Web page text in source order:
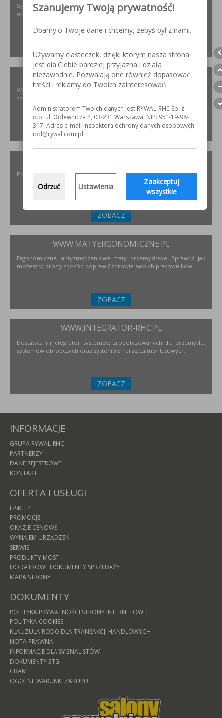
Systemy transportu bliskiego, żurawie, żurawików, suwnice,
wciągników oraz wiele innych.
XIRIS.PL
Wysoce wyspecjalizowane kamery spawalnicze do badania jakości
spoin spawalniczych
ZOBACZ
Polski producent materiałów ściernych dla przemysłu
ZOBACZ
WWW.MATYERGONOMICZNE.PL
Ergonomiczne, antyzmęczeniowe maty przemysłowe. Sprawdź jak
możesz w prosty sposób poprawić zdrowie swoich pracowników.
ZOBACZ
WWW.INTEGRATOR-RHC.PL
Dostawca i inetegrator systemów zrobotyzowanych dla przemysłu,
systemów obróbczych oraz systemów narzędzi montażowych.
ZOBACZ
INFORMACJE
GRUPA RYWAL-RHC
PARTNERZY
DANE REJESTROWE
KONTAKT
OFERTA I USŁUGI
E-SKLEP
PROMOCJE
OKAZJE CENOWE
WYNAJEM URZĄDZEŃ
SERWIS
PRODUKTY MOST
DODATKOWE DOKUMENTY SPRZEDAŻY
MAPA STRONY
DOKUMENTY
POLITYKA PRYWATNOŚCI STRONY INTERNETOWEJ
POLITYKA COOKIES
KLAUZULA RODO DLA TRANSAKCJI HANDLOWYCH
NOTA PRAWNA
INFORMACJE DLA SYGNALISTÓW
DOKUMENTY 3TG
CBAM
OGÓLNE WARUNKI ZAKUPU
Szanujemy Twoją prywatność!
Dbamy o Twoje dane i chcemy, żebyś był z nami.
Używamy ciasteczek, dzięki którym nasza strona
jest dla Ciebie bardziej przyjazna i działa
niezawodnie. Pozwalają one również dopasować
treści i reklamy do Twoich zainteresowań.
Administratorem Twoich danych jest RYWAL-RHC Sp. z
o.o. ul. Odlewnicza 4, 03-231 Warszawa, NIP: 951-19-98-
317. Adres e-mail inspektora ochrony danych osobowych:
iod@rywal.com.pl
Odrzuć Ustawienia
Zaakceptuj
wszystkie